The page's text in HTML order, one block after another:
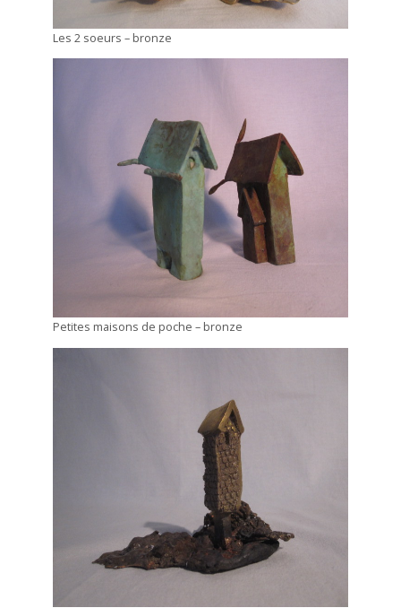
Les 2 soeurs – bronze
Petites maisons de poche – bronze